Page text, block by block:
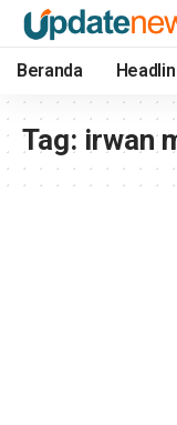
Beranda
Tag: irwan